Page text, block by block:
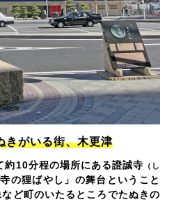
きがいる街、木更津
10分程の場所にある證誠寺 （し
の狸ばやし」の舞台ということ
ど町のいたるところでたぬきの